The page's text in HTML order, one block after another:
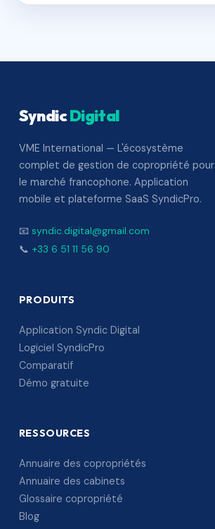
SyndicDigital
VME International — L'écosystème
complet de gestion de copropriété pour
le marché francophone. Application
mobile et plateforme SaaS SyndicPro.
📧 syndic.digital@gmail.com
📞 +33 6 51 11 56 90
PRODUITS
Application Syndic Digital
Logiciel SyndicPro
Comparatif
Démo gratuite
RESSOURCES
Annuaire des copropriétés
Annuaire des cabinets
Glossaire copropriété
Blog